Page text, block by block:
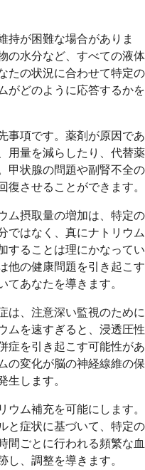
持が困難な場合がありま
の水分など、すべての液体
たの状況に合わせて特定の
がどのように応答するかを
事項です。薬剤が原因であ
用量を減らしたり、代替薬
甲状腺の問題や副腎不全の
復させることができます。
ム摂取量の増加は、特定の
ではなく、真にナトリウム
することは理にかなってい
他の健康問題を引き起こす
てあなたを導きます。
は、注意深い監視のために
ムを速すぎると、浸透圧性
症を引き起こす可能性があ
の変化が脳の神経線維の保
生します。
ウム補充を可能にします。
と症状に基づいて、特定の
間ごとに行われる頻繁な血
し、調整を導きます。